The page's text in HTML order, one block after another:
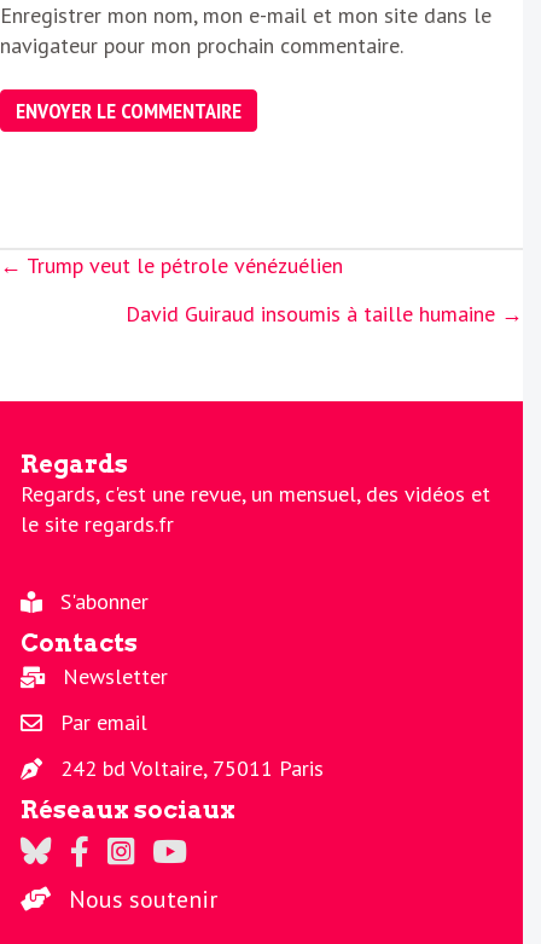
Enregistrer mon nom, mon e-mail et mon site dans le
navigateur pour mon prochain commentaire.
Posts
← Trump veut le pétrole vénézuélien
David Guiraud insoumis à taille humaine →
Regards
Regards, c'est une revue, un mensuel, des vidéos et
le site regards.fr
S'abonner
Contacts
Newsletter
Par email
242 bd Voltaire, 75011 Paris
Réseaux sociaux
Regards sur Twitter
Regards sur Facebook
Regards sur Instagram
La chaine Regards sur Youtube
Nous soutenir